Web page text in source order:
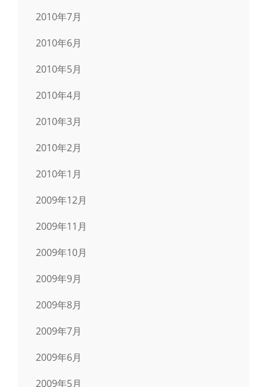
2010年7月
2010年6月
2010年5月
2010年4月
2010年3月
2010年2月
2010年1月
2009年12月
2009年11月
2009年10月
2009年9月
2009年8月
2009年7月
2009年6月
2009年5月